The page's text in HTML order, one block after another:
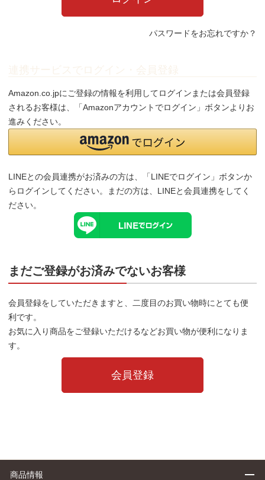
パスワードをお忘れですか？
連携サービスでログイン・会員登録
Amazon.co.jpにご登録の情報を利用してログインまたは会員登録
されるお客様は、「Amazonアカウントでログイン」ボタンよりお
進みください。
LINEとの会員連携がお済みの方は、「LINEでログイン」ボタンか
らログインしてください。まだの方は、 LINEと会員連携をしてく
ださい。
まだご登録がお済みでないお客様
会員登録をしていただきますと、二度目のお買い物時にとても便
利です。
お気に入り商品をご登録いただけるなどお買い物が便利になりま
す。
会員登録
商品情報